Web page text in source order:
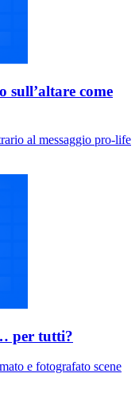
sull’altare come
al messaggio pro-life
per tutti?
e fotografato scene